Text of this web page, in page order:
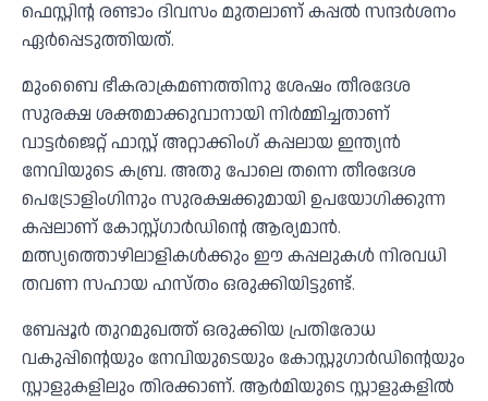
ഫെസ്റ്റിന്റ രണ്ടാം ദിവസം മുതലാണ് കപ്പൽ സന്ദർശനം
ഏർപ്പെടുത്തിയത്.
മുംബൈ ഭീകരാക്രമണത്തിനു ശേഷം തീരദേശ
സുരക്ഷ ശക്തമാക്കുവാനായി നിർമ്മിച്ചതാണ്
വാട്ടർജെറ്റ് ഫാസ്റ്റ് അറ്റാക്കിംഗ് കപ്പലായ ഇന്ത്യൻ
നേവിയുടെ കബ്ര. അതു പോലെ തന്നെ തീരദേശ
പെട്രോളിംഗിനും സുരക്ഷക്കുമായി ഉപയോഗിക്കുന്ന
കപ്പലാണ് കോസ്റ്റ്ഗാർഡിന്റെ ആര്യമാൻ.
മത്സ്യത്തൊഴിലാളികൾക്കും ഈ കപ്പലുകൾ നിരവധി
തവണ സഹായ ഹസ്തം ഒരുക്കിയിട്ടുണ്ട്.
ബേപ്പൂര്‍ തുറമുഖത്ത് ഒരുക്കിയ പ്രതിരോധ
വകുപ്പിന്റെയും നേവിയുടെയും കോസ്റ്റുഗാര്‍ഡിന്റെയും
സ്റ്റാളുകളിലും തിരക്കാണ്. ആർമിയുടെ സ്റ്റാളുകളിൽ